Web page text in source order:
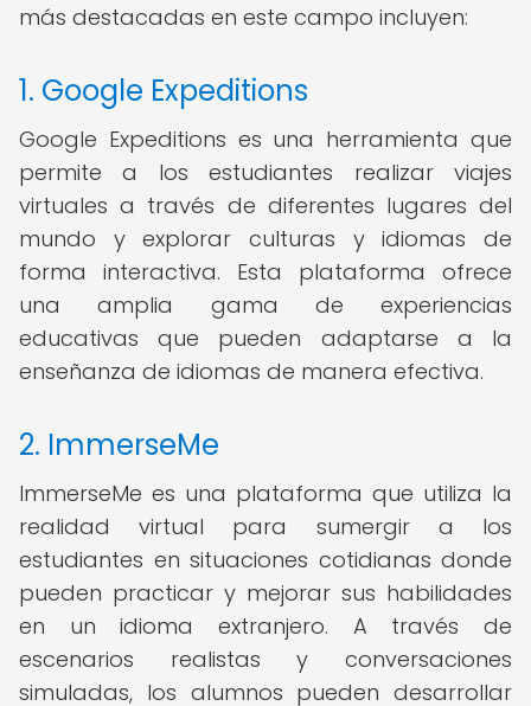
más destacadas en este campo incluyen:
1. Google Expeditions
Google Expeditions es una herramienta que
permite a los estudiantes realizar viajes
virtuales a través de diferentes lugares del
mundo y explorar culturas y idiomas de
forma interactiva. Esta plataforma ofrece
una amplia gama de experiencias
educativas que pueden adaptarse a la
enseñanza de idiomas de manera efectiva.
2. ImmerseMe
ImmerseMe es una plataforma que utiliza la
realidad virtual para sumergir a los
estudiantes en situaciones cotidianas donde
pueden practicar y mejorar sus habilidades
en un idioma extranjero. A través de
escenarios realistas y conversaciones
simuladas, los alumnos pueden desarrollar